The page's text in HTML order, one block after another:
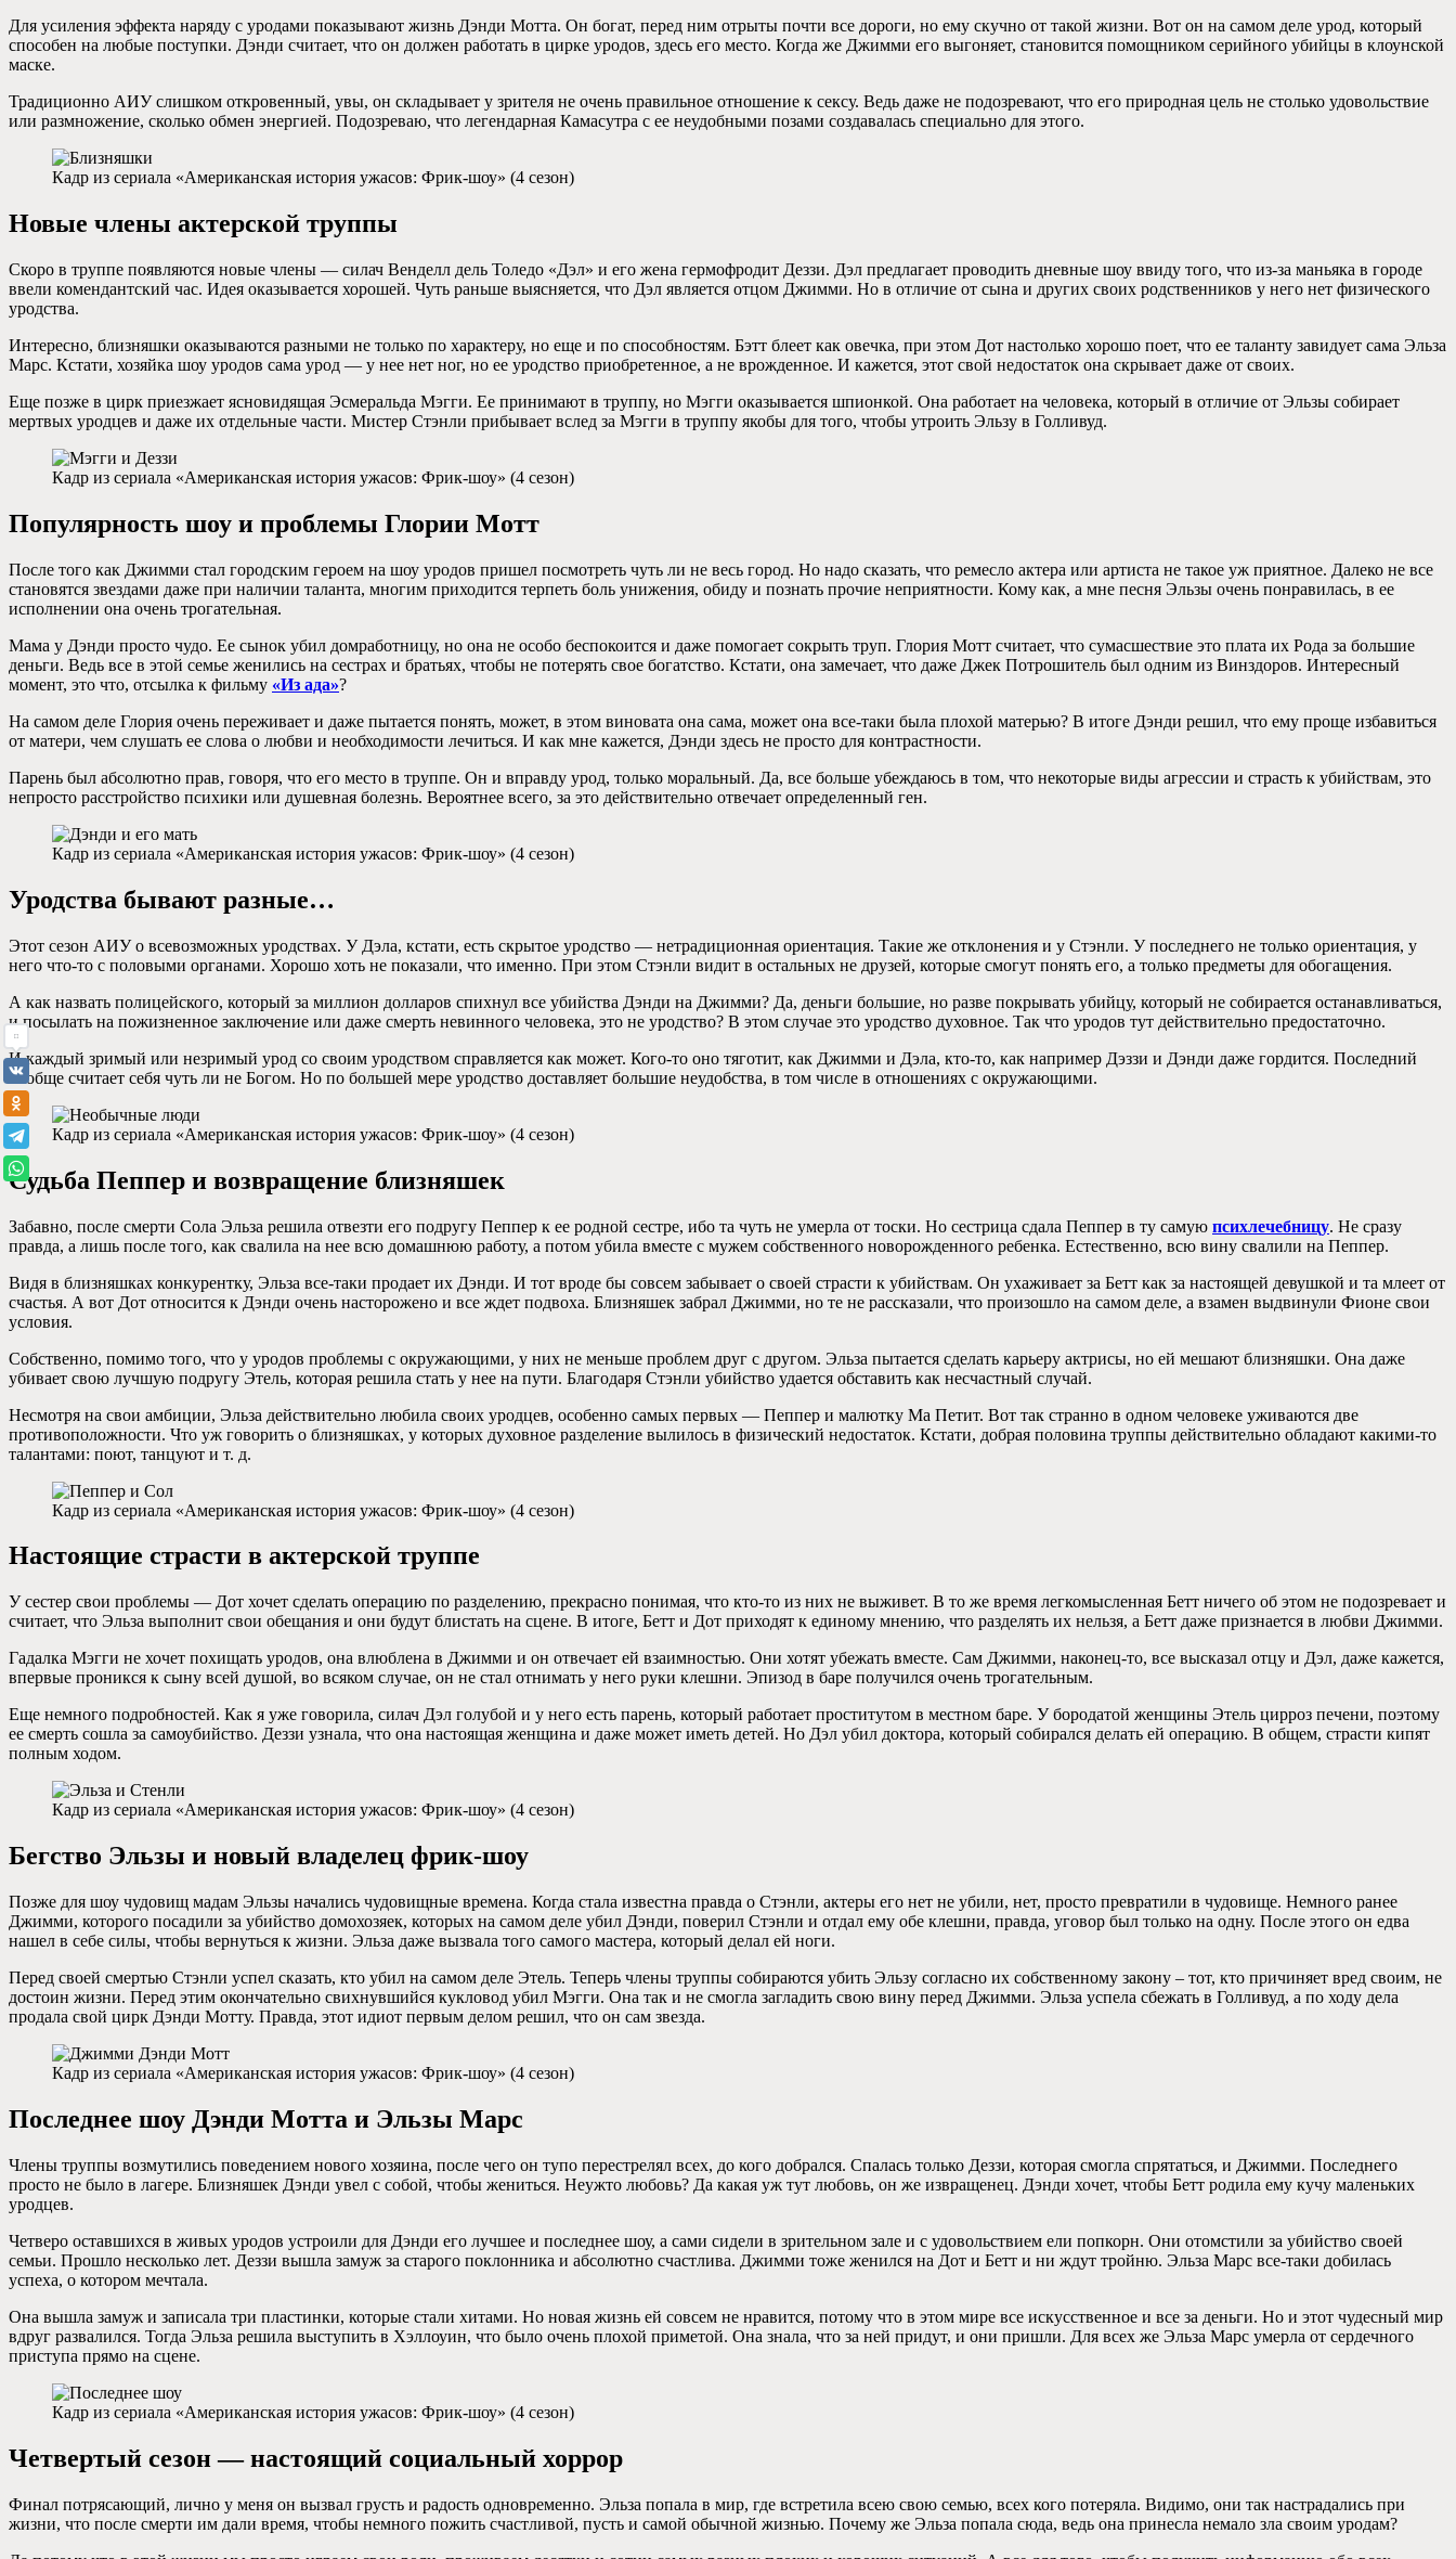
Для усиления эффекта наряду с уродами показывают жизнь Дэнди Мотта. Он богат, перед ним отрыты почти все дороги, но ему скучно от такой жизни. Вот он на самом деле урод, который
способен на любые поступки. Дэнди считает, что он должен работать в цирке уродов, здесь его место. Когда же Джимми его выгоняет, становится помощником серийного убийцы в клоунской
маске.
Традиционно АИУ слишком откровенный, увы, он складывает у зрителя не очень правильное отношение к сексу. Ведь даже не подозревают, что его природная цель не столько удовольствие
или размножение, сколько обмен энергией. Подозреваю, что легендарная Камасутра с ее неудобными позами создавалась специально для этого.
Кадр из сериала «Американская история ужасов: Фрик-шоу» (4 сезон)
Новые члены актерской труппы
Скоро в труппе появляются новые члены — силач Венделл дель Толедо «Дэл» и его жена гермофродит Деззи. Дэл предлагает проводить дневные шоу ввиду того, что из-за маньяка в городе
ввели комендантский час. Идея оказывается хорошей. Чуть раньше выясняется, что Дэл является отцом Джимми. Но в отличие от сына и других своих родственников у него нет физического
уродства.
Интересно, близняшки оказываются разными не только по характеру, но еще и по способностям. Бэтт блеет как овечка, при этом Дот настолько хорошо поет, что ее таланту завидует сама Эльза
Марс. Кстати, хозяйка шоу уродов сама урод — у нее нет ног, но ее уродство приобретенное, а не врожденное. И кажется, этот свой недостаток она скрывает даже от своих.
Еще позже в цирк приезжает ясновидящая Эсмеральда Мэгги. Ее принимают в труппу, но Мэгги оказывается шпионкой. Она работает на человека, который в отличие от Эльзы собирает
мертвых уродцев и даже их отдельные части. Мистер Стэнли прибывает вслед за Мэгги в труппу якобы для того, чтобы утроить Эльзу в Голливуд.
Кадр из сериала «Американская история ужасов: Фрик-шоу» (4 сезон)
Популярность шоу и проблемы Глории Мотт
После того как Джимми стал городским героем на шоу уродов пришел посмотреть чуть ли не весь город. Но надо сказать, что ремесло актера или артиста не такое уж приятное. Далеко не все
становятся звездами даже при наличии таланта, многим приходится терпеть боль унижения, обиду и познать прочие неприятности. Кому как, а мне песня Эльзы очень понравилась, в ее
исполнении она очень трогательная.
Мама у Дэнди просто чудо. Ее сынок убил домработницу, но она не особо беспокоится и даже помогает сокрыть труп. Глория Мотт считает, что сумасшествие это плата их Рода за большие
деньги. Ведь все в этой семье женились на сестрах и братьях, чтобы не потерять свое богатство. Кстати, она замечает, что даже Джек Потрошитель был одним из Винздоров. Интересный
момент, это что, отсылка к фильму «Из ада»?
На самом деле Глория очень переживает и даже пытается понять, может, в этом виновата она сама, может она все-таки была плохой матерью? В итоге Дэнди решил, что ему проще избавиться
от матери, чем слушать ее слова о любви и необходимости лечиться. И как мне кажется, Дэнди здесь не просто для контрастности.
Парень был абсолютно прав, говоря, что его место в труппе. Он и вправду урод, только моральный. Да, все больше убеждаюсь в том, что некоторые виды агрессии и страсть к убийствам, это
непросто расстройство психики или душевная болезнь. Вероятнее всего, за это действительно отвечает определенный ген.
Кадр из сериала «Американская история ужасов: Фрик-шоу» (4 сезон)
Уродства бывают разные…
Этот сезон АИУ о всевозможных уродствах. У Дэла, кстати, есть скрытое уродство — нетрадиционная ориентация. Такие же отклонения и у Стэнли. У последнего не только ориентация, у
него что-то с половыми органами. Хорошо хоть не показали, что именно. При этом Стэнли видит в остальных не друзей, которые смогут понять его, а только предметы для обогащения.
А как назвать полицейского, который за миллион долларов спихнул все убийства Дэнди на Джимми? Да, деньги большие, но разве покрывать убийцу, который не собирается останавливаться,
и посылать на пожизненное заключение или даже смерть невинного человека, это не уродство? В этом случае это уродство духовное. Так что уродов тут действительно предостаточно.
И каждый зримый или незримый урод со своим уродством справляется как может. Кого-то оно тяготит, как Джимми и Дэла, кто-то, как например Дэззи и Дэнди даже гордится. Последний
вообще считает себя чуть ли не Богом. Но по большей мере уродство доставляет большие неудобства, в том числе в отношениях с окружающими.
Кадр из сериала «Американская история ужасов: Фрик-шоу» (4 сезон)
Судьба Пеппер и возвращение близняшек
Забавно, после смерти Сола Эльза решила отвезти его подругу Пеппер к ее родной сестре, ибо та чуть не умерла от тоски. Но сестрица сдала Пеппер в ту самую психлечебницу. Не сразу
правда, а лишь после того, как свалила на нее всю домашнюю работу, а потом убила вместе с мужем собственного новорожденного ребенка. Естественно, всю вину свалили на Пеппер.
Видя в близняшках конкурентку, Эльза все-таки продает их Дэнди. И тот вроде бы совсем забывает о своей страсти к убийствам. Он ухаживает за Бетт как за настоящей девушкой и та млеет от
счастья. А вот Дот относится к Дэнди очень насторожено и все ждет подвоха. Близняшек забрал Джимми, но те не рассказали, что произошло на самом деле, а взамен выдвинули Фионе свои
условия.
Собственно, помимо того, что у уродов проблемы с окружающими, у них не меньше проблем друг с другом. Эльза пытается сделать карьеру актрисы, но ей мешают близняшки. Она даже
убивает свою лучшую подругу Этель, которая решила стать у нее на пути. Благодаря Стэнли убийство удается обставить как несчастный случай.
Несмотря на свои амбиции, Эльза действительно любила своих уродцев, особенно самых первых — Пеппер и малютку Ма Петит. Вот так странно в одном человеке уживаются две
противоположности. Что уж говорить о близняшках, у которых духовное разделение вылилось в физический недостаток. Кстати, добрая половина труппы действительно обладают какими-то
талантами: поют, танцуют и т. д.
Кадр из сериала «Американская история ужасов: Фрик-шоу» (4 сезон)
Настоящие страсти в актерской труппе
У сестер свои проблемы — Дот хочет сделать операцию по разделению, прекрасно понимая, что кто-то из них не выживет. В то же время легкомысленная Бетт ничего об этом не подозревает и
считает, что Эльза выполнит свои обещания и они будут блистать на сцене. В итоге, Бетт и Дот приходят к единому мнению, что разделять их нельзя, а Бетт даже признается в любви Джимми.
Гадалка Мэгги не хочет похищать уродов, она влюблена в Джимми и он отвечает ей взаимностью. Они хотят убежать вместе. Сам Джимми, наконец-то, все высказал отцу и Дэл, даже кажется,
впервые проникся к сыну всей душой, во всяком случае, он не стал отнимать у него руки клешни. Эпизод в баре получился очень трогательным.
Еще немного подробностей. Как я уже говорила, силач Дэл голубой и у него есть парень, который работает проститутом в местном баре. У бородатой женщины Этель цирроз печени, поэтому
ее смерть сошла за самоубийство. Деззи узнала, что она настоящая женщина и даже может иметь детей. Но Дэл убил доктора, который собирался делать ей операцию. В общем, страсти кипят
полным ходом.
Кадр из сериала «Американская история ужасов: Фрик-шоу» (4 сезон)
Бегство Эльзы и новый владелец фрик-шоу
Позже для шоу чудовищ мадам Эльзы начались чудовищные времена. Когда стала известна правда о Стэнли, актеры его нет не убили, нет, просто превратили в чудовище. Немного ранее
Джимми, которого посадили за убийство домохозяек, которых на самом деле убил Дэнди, поверил Стэнли и отдал ему обе клешни, правда, уговор был только на одну. После этого он едва
нашел в себе силы, чтобы вернуться к жизни. Эльза даже вызвала того самого мастера, который делал ей ноги.
Перед своей смертью Стэнли успел сказать, кто убил на самом деле Этель. Теперь члены труппы собираются убить Эльзу согласно их собственному закону – тот, кто причиняет вред своим, не
достоин жизни. Перед этим окончательно свихнувшийся кукловод убил Мэгги. Она так и не смогла загладить свою вину перед Джимми. Эльза успела сбежать в Голливуд, а по ходу дела
продала свой цирк Дэнди Мотту. Правда, этот идиот первым делом решил, что он сам звезда.
Кадр из сериала «Американская история ужасов: Фрик-шоу» (4 сезон)
Последнее шоу Дэнди Мотта и Эльзы Марс
Члены труппы возмутились поведением нового хозяина, после чего он тупо перестрелял всех, до кого добрался. Спалась только Деззи, которая смогла спрятаться, и Джимми. Последнего
просто не было в лагере. Близняшек Дэнди увел с собой, чтобы жениться. Неужто любовь? Да какая уж тут любовь, он же извращенец. Дэнди хочет, чтобы Бетт родила ему кучу маленьких
уродцев.
Четверо оставшихся в живых уродов устроили для Дэнди его лучшее и последнее шоу, а сами сидели в зрительном зале и с удовольствием ели попкорн. Они отомстили за убийство своей
семьи. Прошло несколько лет. Деззи вышла замуж за старого поклонника и абсолютно счастлива. Джимми тоже женился на Дот и Бетт и ни ждут тройню. Эльза Марс все-таки добилась
успеха, о котором мечтала.
Она вышла замуж и записала три пластинки, которые стали хитами. Но новая жизнь ей совсем не нравится, потому что в этом мире все искусственное и все за деньги. Но и этот чудесный мир
вдруг развалился. Тогда Эльза решила выступить в Хэллоуин, что было очень плохой приметой. Она знала, что за ней придут, и они пришли. Для всех же Эльза Марс умерла от сердечного
приступа прямо на сцене.
Кадр из сериала «Американская история ужасов: Фрик-шоу» (4 сезон)
Четвертый сезон — настоящий социальный хоррор
Финал потрясающий, лично у меня он вызвал грусть и радость одновременно. Эльза попала в мир, где встретила всею свою семью, всех кого потеряла. Видимо, они так настрадались при
жизни, что после смерти им дали время, чтобы немного пожить счастливой, пусть и самой обычной жизнью. Почему же Эльза попала сюда, ведь она принесла немало зла своим уродам?